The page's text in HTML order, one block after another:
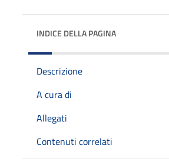
INDICE DELLA PAGINA
Descrizione
A cura di
Allegati
Contenuti correlati